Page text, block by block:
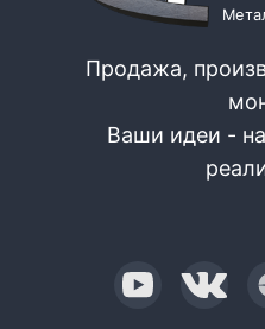
Продажа,
Ваши идеи -